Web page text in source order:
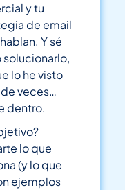
y tu
de email
Y sé
solucionarlo,
lo he visto
veces…
dentro.
lo que
(y lo que
ejemplos